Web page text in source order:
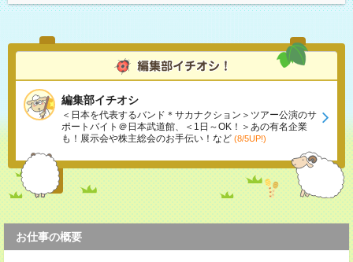
編集部イチオシ
＜日本を代表するバンド＊サカナクション＞ツアー公演のサ
ポートバイト＠日本武道館、＜1日～OK！＞あの有名企業
も！展示会や株主総会のお手伝い！など (8/5UP!)
お仕事の概要